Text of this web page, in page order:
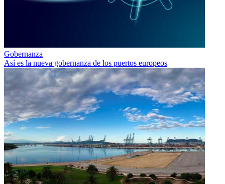
Gobernanza
Así es la nueva gobernanza de los puertos europeos